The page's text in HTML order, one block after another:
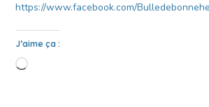
https://www.facebook.com/
J’aime ça :